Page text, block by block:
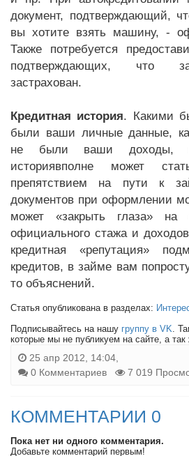
документ, подтверждающий,
вы хотите взять машину, -
Также потребуется
подтверждающих, что
застрахован.
Кредитная история. Какими
были ваши личные данные,
не были ваши доходы,
историявполне может
препятствием на пути к
документов при оформлении
может «закрыть глаза» на
официального стажа и
кредитная «репутация»
кредитов, в займе вам
то объяснений.
Статья опубликована в разделах:
Подписывайтесь на нашу группу в VK.
которые мы не публикуем на сайте, а
25 апр 2012, 14:04,
0 Комментариев
7 019
КОММЕНТАРИИ 0
Пока нет ни одного комментария.
Добавьте комментарий первым!